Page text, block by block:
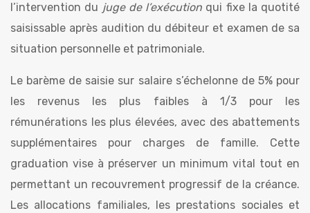
l’intervention du juge de l’exécution qui fixe la quotité
saisissable après audition du débiteur et examen de sa
situation personnelle et patrimoniale.
Le barème de saisie sur salaire s’échelonne de 5% pour
les revenus les plus faibles à 1/3 pour les
rémunérations les plus élevées, avec des abattements
supplémentaires pour charges de famille. Cette
graduation vise à préserver un minimum vital tout en
permettant un recouvrement progressif de la créance.
Les allocations familiales, les prestations sociales et